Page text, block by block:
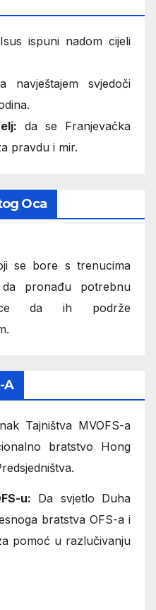
ispuni nadom cijeli
navještajem svjedoči
da se Franjevačka
pravdu i mir.
Oca
se bore s trenucima
pronađu potrebnu
da ih podrže
A
Tajništva MVOFS-a
bratstvo Hong
u: Da svjetlo Duha
bratstva OFS-a i
pomoć u razlučivanju